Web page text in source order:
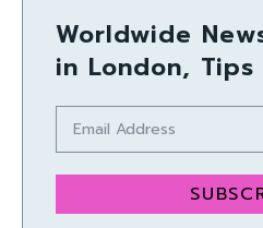
Worldwide
in London,